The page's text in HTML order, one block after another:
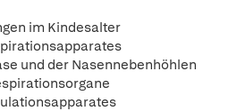
im Kindesalter
und der Nasennebenhöhlen